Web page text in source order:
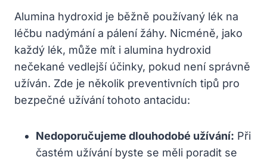
Alumina hydroxid je běžně používaný lék na
léčbu nadýmání a pálení žáhy. Nicméně, jako
každý lék, může mít i alumina hydroxid
nečekané vedlejší účinky, pokud není správně
užíván. Zde je několik preventivních tipů pro
bezpečné užívání tohoto antacidu:
Nedoporučujeme dlouhodobé užívání: Při
častém užívání byste se měli poradit se